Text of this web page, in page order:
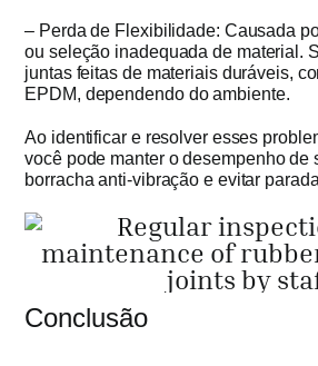
– Perda de Flexibilidade: Causada
ou seleção inadequada de material.
juntas feitas de materiais duráveis,
EPDM, dependendo do ambiente.
Ao identificar e resolver esses
você pode manter o desempenho de
borracha anti-vibração e evitar
Conclusão